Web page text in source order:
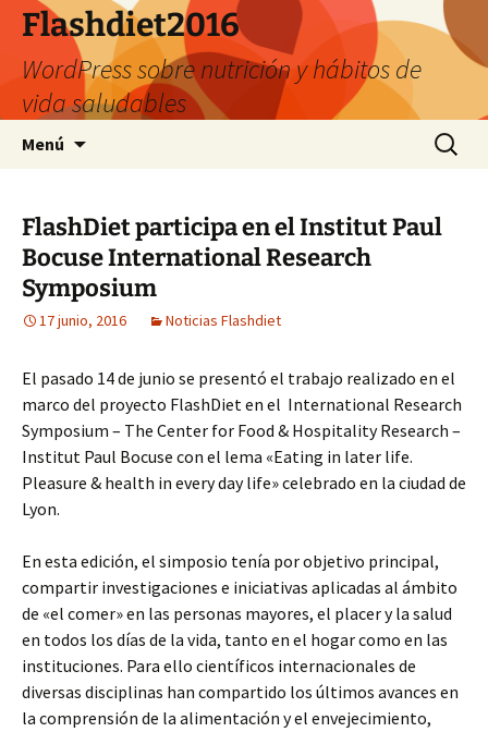
Saltar
contenido
Flashdiet2016
WordPress sobre nutrición y hábitos de
vida saludables
Menú Buscar:
FlashDiet participa en el Institut Paul
Bocuse International Research
Symposium
17 junio, 2016 Noticias Flashdiet
El pasado 14 de junio se presentó el trabajo realizado en el
marco del proyecto FlashDiet en el International Research
Symposium – The Center for Food & Hospitality Research –
Institut Paul Bocuse con el lema «Eating in later life.
Pleasure & health in every day life» celebrado en la ciudad de
Lyon.
En esta edición, el simposio tenía por objetivo principal,
compartir investigaciones e iniciativas aplicadas al ámbito
de «el comer» en las personas mayores, el placer y la salud
en todos los días de la vida, tanto en el hogar como en las
instituciones. Para ello científicos internacionales de
diversas disciplinas han compartido los últimos avances en
la comprensión de la alimentación y el envejecimiento,